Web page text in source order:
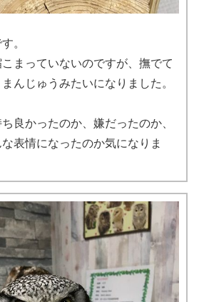
。
まっていないのですが、撫でて
んじゅうみたいになりました。
良かったのか、嫌だったのか、
表情になったのか気になりま